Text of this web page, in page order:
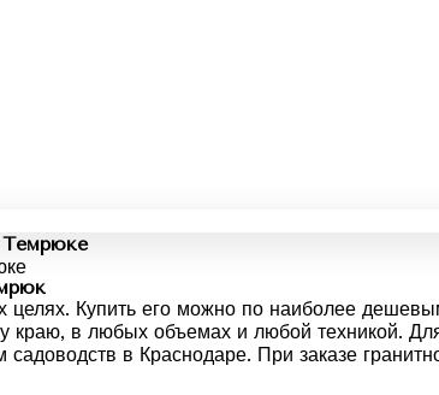
целях. Купить его можно по наиболее
в любых объемах и любой техникой. Для
в Краснодаре. При заказе